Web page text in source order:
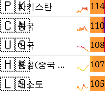
🇵🇰 114
파키스탄
🇨🇳 110
중국
🇺🇸 108
미국
🇭🇰 107
홍콩(중국 특별행정구)
🇱🇸 105
레소토